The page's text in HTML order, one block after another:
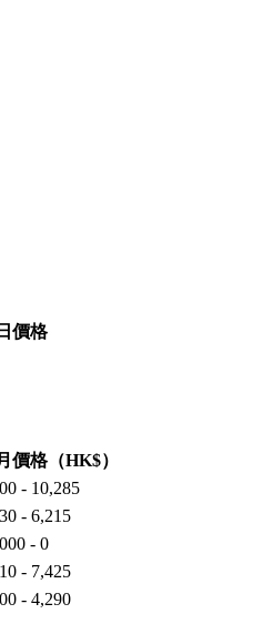
價格
價格（HK$）
- 10,285
- 6,215
- 0
- 7,425
- 4,290